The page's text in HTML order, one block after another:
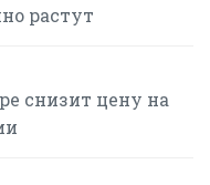
растут
снизит цену на